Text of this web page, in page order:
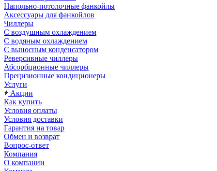
Напольно-потолочные фанкойлы
Аксессуары для фанкойлов
Чиллеры
С воздушным охлаждением
С водяным охлаждением
С выносным конденсатором
Реверсивные чиллеры
Абсорбционные чиллеры
Прецизионные кондиционеры
Услуги
Акции
Как купить
Условия оплаты
Условия доставки
Гарантия на товар
Обмен и возврат
Вопрос-ответ
Компания
О компании